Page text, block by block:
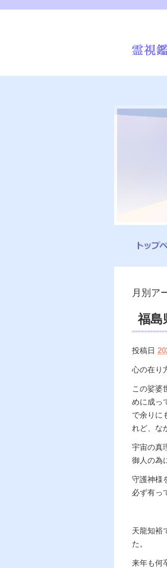
月別ア
福島
著
の
投稿日
心の在り
この娑婆
めに成っ
で余りに
れど、な
宇宙の真
御人の為
守護神様
必ず有っ
天龍知裕
た。
来年も何